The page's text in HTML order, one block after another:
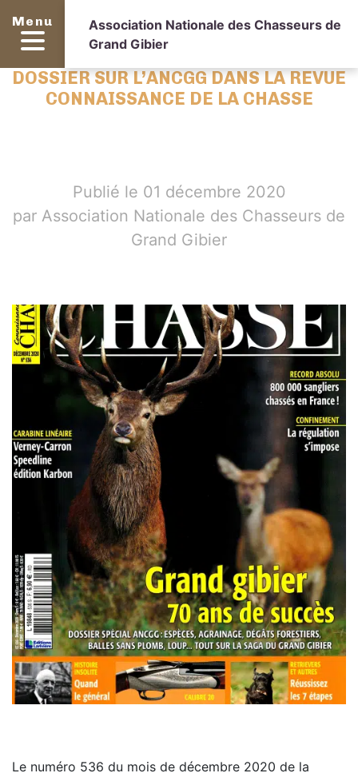
Menu
Association Nationale des Chasseurs de
Grand Gibier
DOSSIER SUR L’ANCGG DANS LA REVUE
CONNAISSANCE DE LA CHASSE
Publié le 01 décembre 2020
par Association Nationale des Chasseurs de
Grand Gibier
Le numéro 536 du mois de décembre 2020 de la